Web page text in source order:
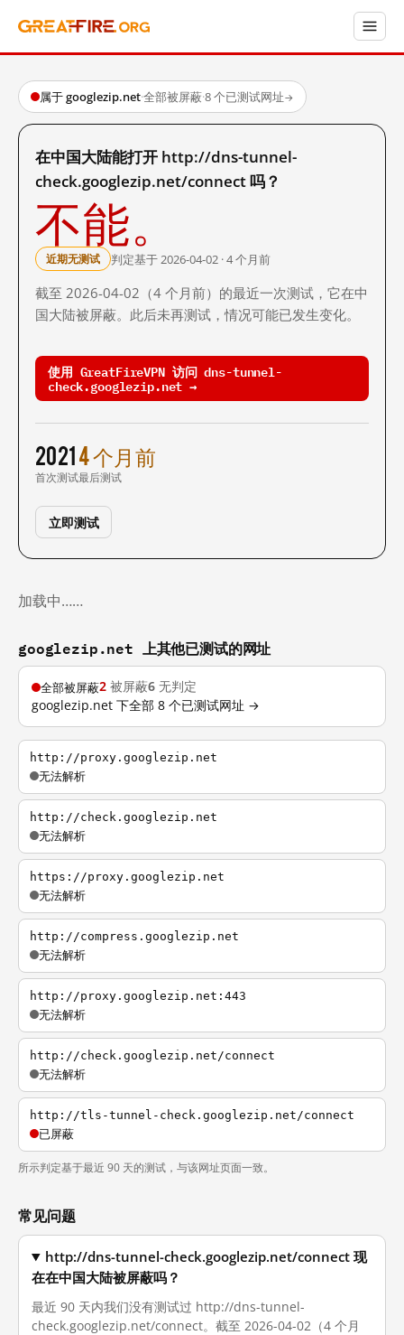
属于 googlezip.net·全部被屏蔽·8 个已测试网址→
在中国大陆能打开 http://dns-tunnel-
check.googlezip.net/connect 吗？
不能。
近期无测试 判定基于 2026-04-02 · 4 个月前
截至 2026-04-02（4 个月前）的最近一次测试，它在中
国大陆被屏蔽。此后未再测试，情况可能已发生变化。
使用 GreatFireVPN 访问 dns-tunnel-
check.googlezip.net →
2021
首次测试
4 个月前
最后测试
立即测试
加载中……
googlezip.net 上其他已测试的网址
全部被屏蔽2 被屏蔽6 无判定
googlezip.net 下全部 8 个已测试网址 →
http://proxy.googlezip.net
无法解析
http://check.googlezip.net
无法解析
https://proxy.googlezip.net
无法解析
http://compress.googlezip.net
无法解析
http://proxy.googlezip.net:443
无法解析
http://check.googlezip.net/connect
无法解析
http://tls-tunnel-check.googlezip.net/connect
已屏蔽
所示判定基于最近 90 天的测试，与该网址页面一致。
常见问题
http://dns-tunnel-check.googlezip.net/connect 现
在在中国大陆被屏蔽吗？
最近 90 天内我们没有测试过 http://dns-tunnel-
check.googlezip.net/connect。截至 2026-04-02（4 个月